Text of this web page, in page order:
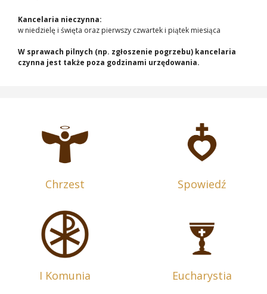
Kancelaria nieczynna:
w niedzielę i święta oraz pierwszy czwartek i piątek miesiąca
W sprawach pilnych (np. zgłoszenie pogrzebu) kancelaria
czynna jest także poza godzinami urzędowania.
Chrzest Spowiedź
I Komunia Eucharystia